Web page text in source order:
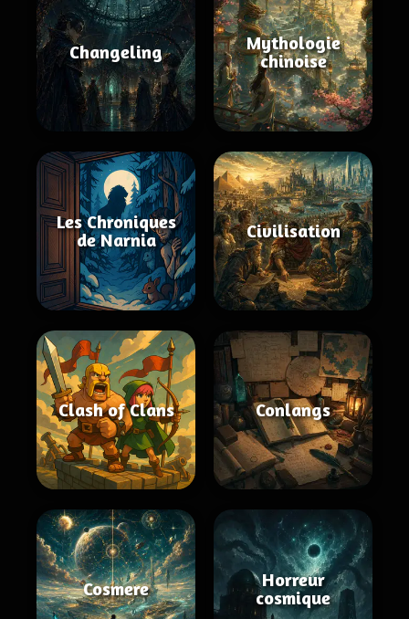
Changeling
Mythologie
chinoise
Les Chroniques
de Narnia
Civilisation
Clash of Clans Conlangs
Cosmere
Horreur
cosmique